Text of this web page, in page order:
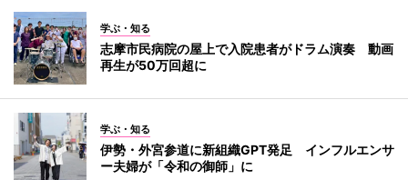
学ぶ・知る
志摩市民病院の屋上で入院患者がドラム演奏 動画
再生が50万回超に
学ぶ・知る
伊勢・外宮参道に新組織GPT発足 インフルエンサ
ー夫婦が「令和の御師」に